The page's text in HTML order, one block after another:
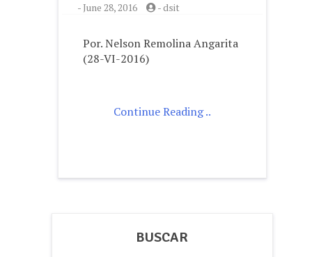
- June 28, 2016 -dsit
Por. Nelson Remolina Angarita
(28-VI-2016)
Continue Reading ..
BUSCAR